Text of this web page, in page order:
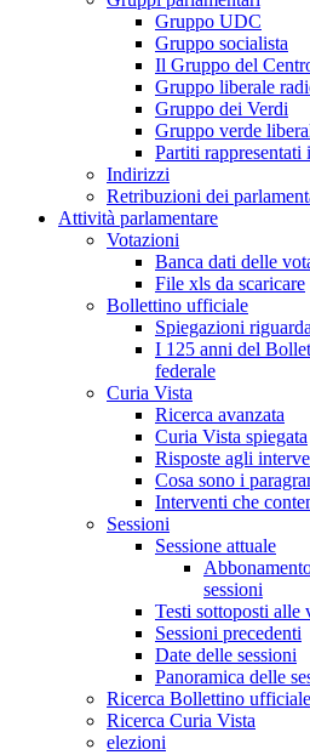
Gruppo UDC
Gruppo socialista
Il Gruppo del
Gruppo liberale
Gruppo dei Verdi
Gruppo verde
Partiti rappresentati
Indirizzi
Retribuzioni dei
Attività parlamentare
Votazioni
Banca dati delle
File xls da scaricare
Bollettino ufficiale
Spiegazioni
I 125 anni del
federale
Curia Vista
Ricerca avanzata
Curia Vista spiegata
Risposte agli
Cosa sono i
Interventi che
Sessioni
Sessione attuale
sessioni
Testi sottoposti
Sessioni precedenti
Date delle sessioni
Panoramica delle
Ricerca Bollettino ufficiale
Ricerca Curia Vista
elezioni